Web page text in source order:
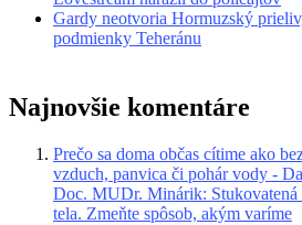
Gardy neotvoria Hormuzský
podmienky Teheránu
Najnovšie komentáre
Prečo sa doma občas cítime ako
vzduch, panvica či pohár vody -
Doc. MUDr. Minárik: Stukovatená
tela. Zmeňte spôsob, akým varíme